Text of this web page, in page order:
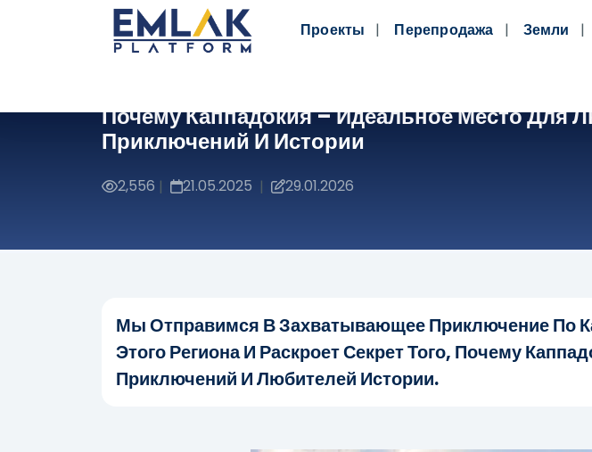
Проекты Перепродажа Земли
Почему Каппадокия – Идеальное Место Для
Приключений И Истории
2,556 | 21.05.2025 | 29.01.2026
Мы Отправимся В Захватывающее Приключение По
Этого Региона И Раскроет Секрет Того, Почему
Приключений И Любителей Истории.